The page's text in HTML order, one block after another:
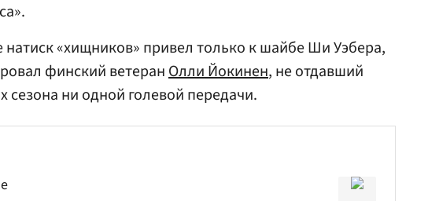
«хищников» привел только к шайбе Ши Уэбера,
финский ветеранОлли Йокинен, не отдавший
сезона ни одной голевой передачи.